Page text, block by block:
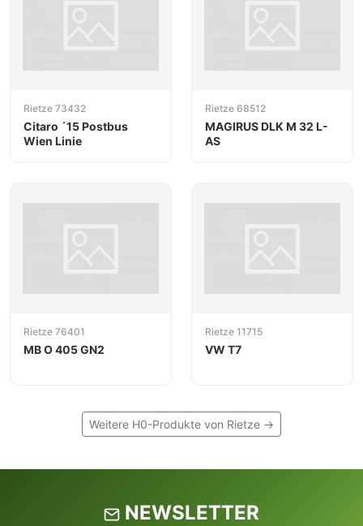
Rietze 73432
Citaro ´15 Postbus
Wien Linie
Rietze 68512
MAGIRUS DLK M 32 L-
AS
Rietze 76401
MB O 405 GN2
Rietze 11715
VW T7
Weitere H0-Produkte von Rietze →
NEWSLETTER